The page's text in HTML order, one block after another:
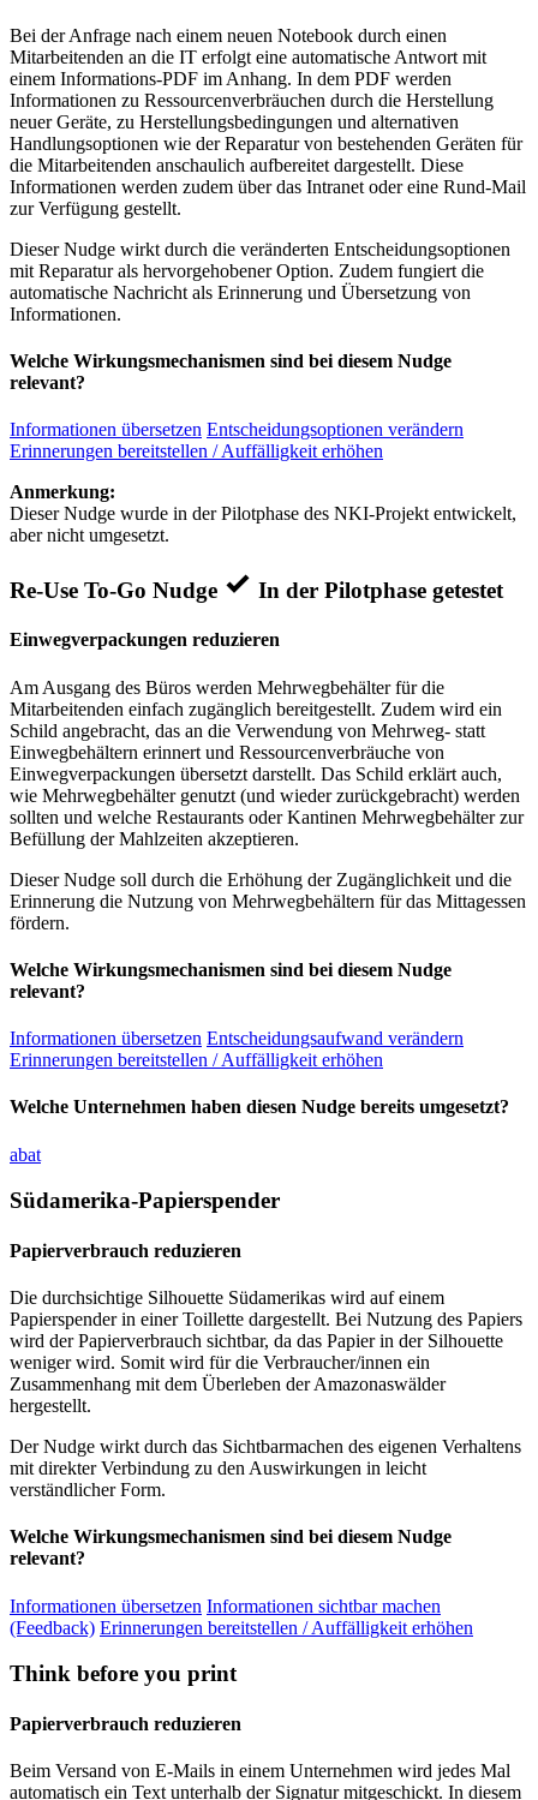
Bei der Anfrage nach einem neuen Notebook durch einen
Mitarbeitenden an die IT erfolgt eine automatische Antwort mit
einem Informations-PDF im Anhang. In dem PDF werden
Informationen zu Ressourcenverbräuchen durch die Herstellung
neuer Geräte, zu Herstellungsbedingungen und alternativen
Handlungsoptionen wie der Reparatur von bestehenden Geräten für
die Mitarbeitenden anschaulich aufbereitet dargestellt. Diese
Informationen werden zudem über das Intranet oder eine Rund-Mail
zur Verfügung gestellt.
Dieser Nudge wirkt durch die veränderten Entscheidungsoptionen
mit Reparatur als hervorgehobener Option. Zudem fungiert die
automatische Nachricht als Erinnerung und Übersetzung von
Informationen.
Welche Wirkungsmechanismen sind bei diesem Nudge
relevant?
Informationen übersetzen Entscheidungsoptionen verändern
Erinnerungen bereitstellen / Auffälligkeit erhöhen
Anmerkung:
Dieser Nudge wurde in der Pilotphase des NKI-Projekt entwickelt,
aber nicht umgesetzt.
Re-Use To-Go Nudge In der Pilotphase getestet
Einwegverpackungen reduzieren
Am Ausgang des Büros werden Mehrwegbehälter für die
Mitarbeitenden einfach zugänglich bereitgestellt. Zudem wird ein
Schild angebracht, das an die Verwendung von Mehrweg- statt
Einwegbehältern erinnert und Ressourcenverbräuche von
Einwegverpackungen übersetzt darstellt. Das Schild erklärt auch,
wie Mehrwegbehälter genutzt (und wieder zurückgebracht) werden
sollten und welche Restaurants oder Kantinen Mehrwegbehälter zur
Befüllung der Mahlzeiten akzeptieren.
Dieser Nudge soll durch die Erhöhung der Zugänglichkeit und die
Erinnerung die Nutzung von Mehrwegbehältern für das Mittagessen
fördern.
Welche Wirkungsmechanismen sind bei diesem Nudge
relevant?
Informationen übersetzen Entscheidungsaufwand verändern
Erinnerungen bereitstellen / Auffälligkeit erhöhen
Welche Unternehmen haben diesen Nudge bereits umgesetzt?
abat
Südamerika-Papierspender
Papierverbrauch reduzieren
Die durchsichtige Silhouette Südamerikas wird auf einem
Papierspender in einer Toillette dargestellt. Bei Nutzung des Papiers
wird der Papierverbrauch sichtbar, da das Papier in der Silhouette
weniger wird. Somit wird für die Verbraucher/innen ein
Zusammenhang mit dem Überleben der Amazonaswälder
hergestellt.
Der Nudge wirkt durch das Sichtbarmachen des eigenen Verhaltens
mit direkter Verbindung zu den Auswirkungen in leicht
verständlicher Form.
Welche Wirkungsmechanismen sind bei diesem Nudge
relevant?
Informationen übersetzen Informationen sichtbar machen
(Feedback) Erinnerungen bereitstellen / Auffälligkeit erhöhen
Think before you print
Papierverbrauch reduzieren
Beim Versand von E-Mails in einem Unternehmen wird jedes Mal
automatisch ein Text unterhalb der Signatur mitgeschickt. In diesem